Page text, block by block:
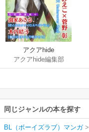
アクアhide
アクアhide編集部
同じジャンルの本を探す
BL（ボーイズラブ）マンガ>